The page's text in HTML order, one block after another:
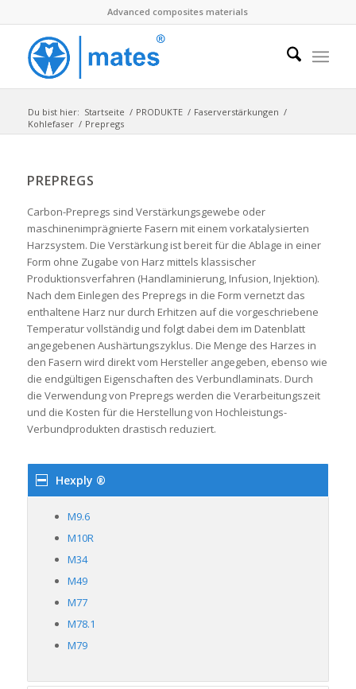
Advanced composites materials
Du bist hier: Startseite / PRODUKTE / Faserverstärkungen /
Kohlefaser / Prepregs
PREPREGS
Carbon-Prepregs sind Verstärkungsgewebe oder
maschinenimprägnierte Fasern mit einem vorkatalysierten
Harzsystem. Die Verstärkung ist bereit für die Ablage in einer
Form ohne Zugabe von Harz mittels klassischer
Produktionsverfahren (Handlaminierung, Infusion, Injektion).
Nach dem Einlegen des Prepregs in die Form vernetzt das
enthaltene Harz nur durch Erhitzen auf die vorgeschriebene
Temperatur vollständig und folgt dabei dem im Datenblatt
angegebenen Aushärtungszyklus. Die Menge des Harzes in
den Fasern wird direkt vom Hersteller angegeben, ebenso wie
die endgültigen Eigenschaften des Verbundlaminats. Durch
die Verwendung von Prepregs werden die Verarbeitungszeit
und die Kosten für die Herstellung von Hochleistungs-
Verbundprodukten drastisch reduziert.
Hexply ®
M9.6
M10R
M34
M49
M77
M78.1
M79